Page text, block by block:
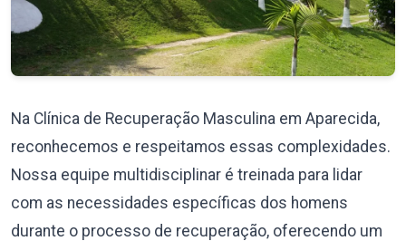
Na Clínica de Recuperação Masculina em Aparecida,
reconhecemos e respeitamos essas complexidades.
Nossa equipe multidisciplinar é treinada para lidar
com as necessidades específicas dos homens
durante o processo de recuperação, oferecendo um